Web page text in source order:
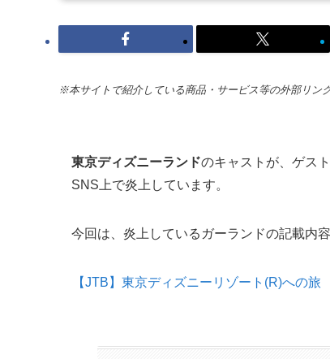
※本サイトで紹介している商品・サービス等の外部リン
東京ディズニーランドのキャストが、ゲス
SNS上で炎上しています。
今回は、炎上しているガーランドの記載内
【JTB】東京ディズニーリゾート(R)への旅